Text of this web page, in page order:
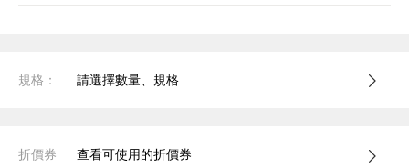
規格： 請選擇數量、規格
折價券 查看可使用的折價券